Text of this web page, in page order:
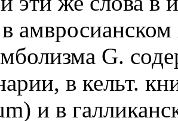
G.
в кельт.
и в